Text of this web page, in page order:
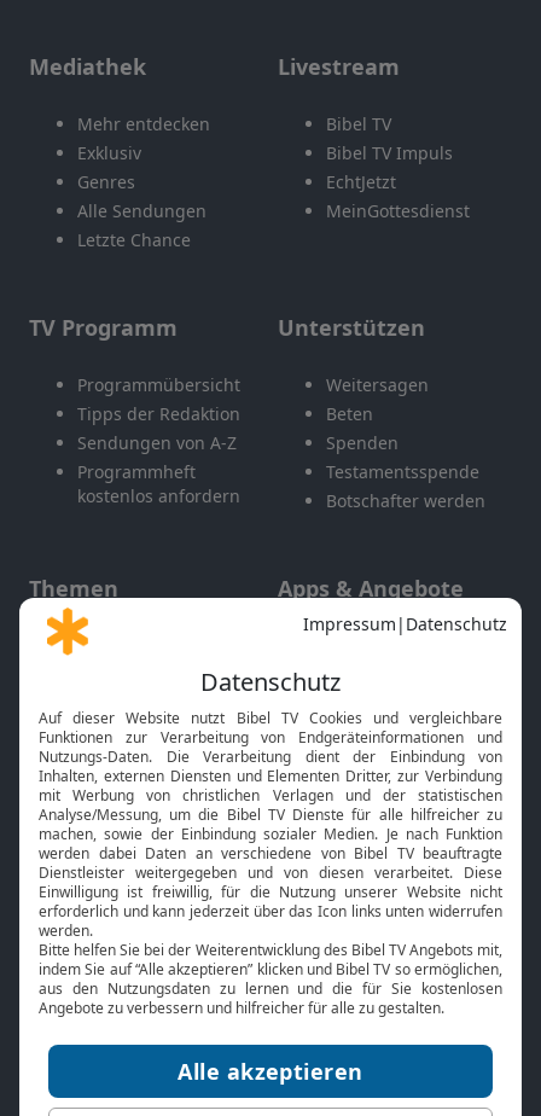
Mediathek
Mehr entdecken
Exklusiv
Genres
Alle Sendungen
Letzte Chance
Livestream
Bibel TV
Bibel TV Impuls
EchtJetzt
MeinGottesdienst
TV Programm
Programmübersicht
Tipps der Redaktion
Sendungen von A-Z
Programmheft
kostenlos anfordern
Unterstützen
Weitersagen
Beten
Spenden
Testamentsspende
Botschafter werden
Themen
Gott und Bibel erklärt
Neuigkeiten
Apps & Angebote
Mobile App
Smart TV
HbbTV
Bibelthek Online-Bibel
Nächster Gottesdienst
Bibel TV
Über uns
Jobs
Mediadaten
Service
Kontakt
TV-Empfang